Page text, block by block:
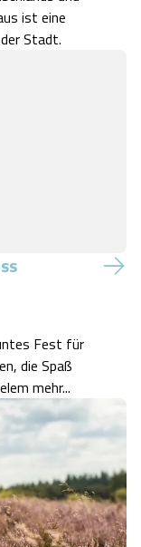
ist eine
Stadt.
Fest für
die Spaß
mehr...